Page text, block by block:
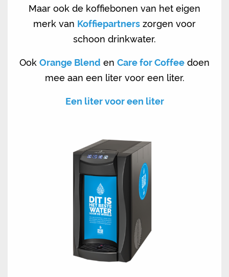
Maar ook de koffiebonen van het eigen
merk van Koffiepartners zorgen voor
schoon drinkwater.
Ook Orange Blend en Care for Coffee doen
mee aan een liter voor een liter.
Een liter voor een liter